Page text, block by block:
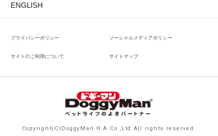
ENGLISH
プライバシーポリシー ソーシャルメディアポリシー
サイトのご利用について サイトマップ
Copyright(C)DoggyMan H.A.Co.,Ltd.All rights reserved.